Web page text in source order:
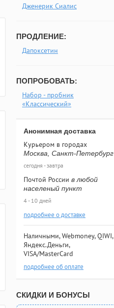
Дженерик Сиалис
ПРОДЛЕНИЕ:
Дапоксетин
ПОПРОБОВАТЬ:
Набор - пробник
«Классический»
Анонимная доставка
Курьером в городах
Москва, Санкт-Петербург
сегодня - завтра
Почтой России в любой
населеный пункт
4 - 10 дней
подробнее о доставке
Наличными, Webmoney, QIWI,
Яндекс.Деньги,
VISA/MasterCard
подробнее об оплате
СКИДКИ И БОНУСЫ